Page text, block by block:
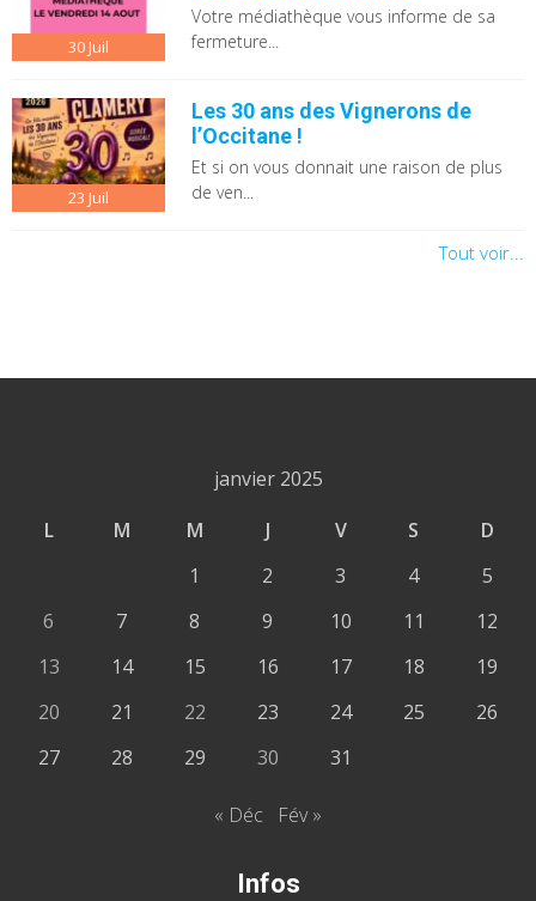
30Juil
Votre médiathèque vous informe de sa
fermeture...
23 Juil
Les 30 ans des Vignerons de
l’Occitane !
Et si on vous donnait une raison de plus
de ven...
Tout voir...
janvier 2025
L
M M J V S
D
1
2 3 4
5
6
7 8 9 10 11
12
13
14 15 16 17 18
19
20
21 22 23 24 25
26
27
28 29 30 31
« Déc Fév »
Infos